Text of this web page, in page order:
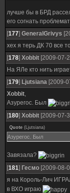
лучше бы в БРД
его согнать
[177] GeneralGrivys
хех я терь ДК 70 все
[178] Xobbit [2009-07-
На ЯЛе кто нить
[179] Ljutsiana [2009-
Xobbit,
Азурегос. Был
[180] Xobbit [2009-07-
Quote (Ljutsiana)
Азурегос. Был
Завязала?
[181] Гесмо [2009-08-
я на Король-Лич
в ВХО играю